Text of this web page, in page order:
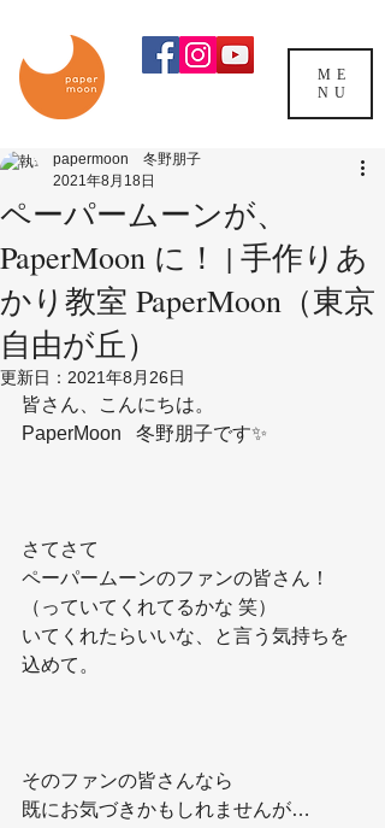
ME
NU
ペーパームーンが、
PaperMoon に！ | 手作りあ
かり教室 PaperMoon（東京
自由が丘）
papermoon 冬野朋子
2021年8月18日
更新日： 2021年8月26日
皆さん、こんにちは。
PaperMoon   冬野朋子です✨
さてさて
ペーパームーンのファンの皆さん！
（っていてくれてるかな 笑）
いてくれたらいいな、と言う気持ちを
込めて。
そのファンの皆さんなら
既にお気づきかもしれませんが…